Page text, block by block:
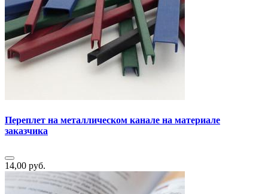
Переплет на металлическом канале на материале
заказчика
14,00 руб.